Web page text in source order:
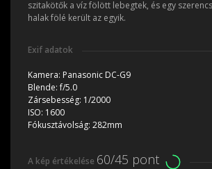
szitakötők a víz fölött lebegtek, és egy
halak fölé került az egyik.
Exif adatok
Kamera: Panasonic DC-G9
Blende:f/5.0
Zársebesség: 1/2000
ISO: 1600
Fókusztávolság: 282mm
A kép értékelése 60/45 pont